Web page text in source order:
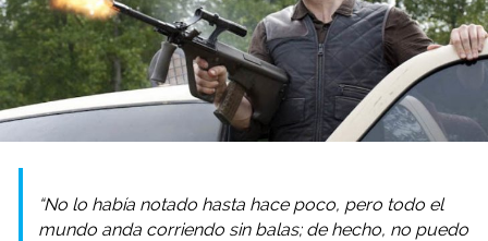
“No lo había notado hasta hace poco, pero todo el
mundo anda corriendo sin balas; de hecho, no puedo